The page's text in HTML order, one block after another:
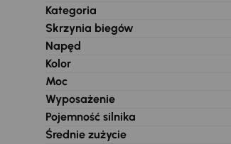
Kategoria
Skrzynia biegów
Napęd
Kolor
Moc
Wyposażenie
Pojemność silnika
Średnie zużycie